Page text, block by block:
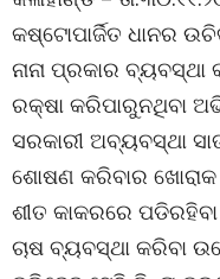
କଷ୍ଟୋପାର୍ଜିତ ଧାନର
ନାନା ପ୍ରକାର
ରକ୍ଷା କରିପାରୁନଥିବା
ସରକାରୀ ଅବ୍ୟବସ୍ଥା
ଶୋଷଣ କରିବାର ଖୋରାକ
ଶୀତ କାକରରେ
ଚାଷ ବ୍ୟବସ୍ଥା କରିବା